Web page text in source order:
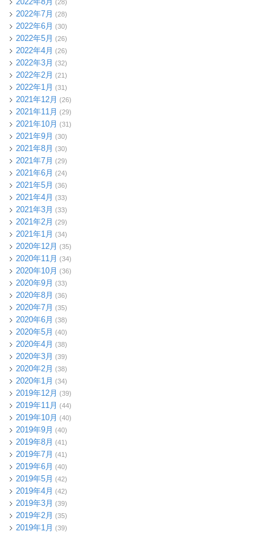
(28)
2022年7月 (28)
2022年6月 (30)
2022年5月 (26)
2022年4月 (26)
2022年3月 (32)
2022年2月 (21)
2022年1月 (31)
2021年12月 (26)
2021年11月 (29)
2021年10月 (31)
2021年9月 (30)
2021年8月 (30)
2021年7月 (29)
2021年6月 (24)
2021年5月 (36)
2021年4月 (33)
2021年3月 (33)
2021年2月 (29)
2021年1月 (34)
2020年12月 (35)
2020年11月 (34)
2020年10月 (36)
2020年9月 (33)
2020年8月 (36)
2020年7月 (35)
2020年6月 (38)
2020年5月 (40)
2020年4月 (38)
2020年3月 (39)
2020年2月 (38)
2020年1月 (34)
2019年12月 (39)
2019年11月 (44)
2019年10月 (40)
2019年9月 (40)
2019年8月 (41)
2019年7月 (41)
2019年6月 (40)
2019年5月 (42)
2019年4月 (42)
2019年3月 (39)
2019年2月 (35)
2019年1月 (39)